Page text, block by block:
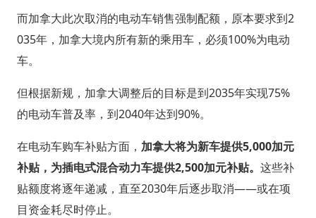
而加拿大此次取消的电动车销售强制配额，原本要求到2
035年，加拿大境内所有新的乘用车，必须100%为电动
车。
但根据新规，加拿大调整后的目标是到2035年实现75%
的电动车普及率，到2040年达到90%。
在电动车购车补贴方面， 加拿大将为新车提供5,000加元
补贴，为插电式混合动力车提供2,500加元补贴。 这些补
贴额度将逐年递减，直至2030年后逐步取消——或在项
目资金耗尽时停止。